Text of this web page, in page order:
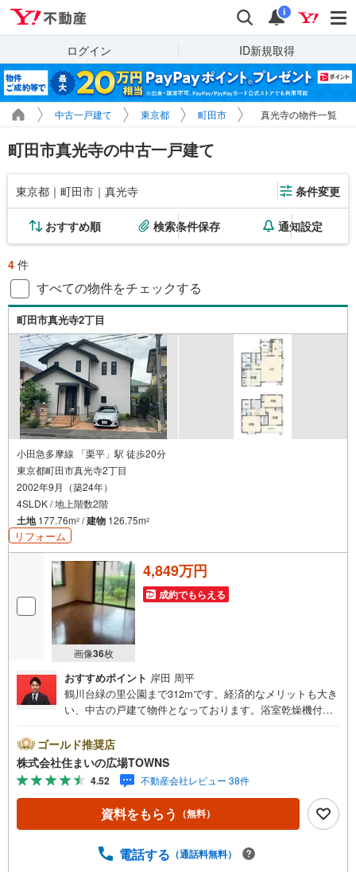
検索 通知
i
ログイン ID新規取得
中古一戸建て 東京都 町田市 真光寺の物件一覧
町田市真光寺の中古一戸建て
東京都｜町田市｜真光寺 条件変更
おすすめ順 検索条件保存 通知設定
4 件
すべての物件をチェックする
町田市真光寺2丁目
小田急多摩線 「栗平」駅 徒歩20分
東京都町田市真光寺2丁目
2002年9月（築24年）
4SLDK / 地上階数2階
土地177.76m2 /建物 126.75m2
リフォーム
画像36枚
4,849万円
成約でもらえる
おすすめポイント 岸田 周平
鶴川台緑の里公園まで312mです。経済的なメリットも大き
い、中古の戸建て物件となっております。浴室乾燥機付き
変化によるヒートショックを予防することもできます。シ
ューズボックスは、玄関の整理整頓には欠かせません。こ
ちらの住宅の向きは南西向きです。お探しの方はどうぞ。
内装リフォーム済みなので、新しくなった住まいで生活を
始めることができます。建物面積は126.75平米となってお
り広さも十分ではないでしょうか。
ゴールド推奨店
株式会社住まいの広場TOWNS
4.52 不動産会社レビュー 38件
資料をもらう （無料）
電話する （通話料無料）